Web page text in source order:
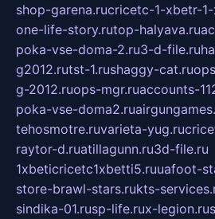
shop-garena.rucricetc-1-xbetr-
one-life-story.rutop-halyava.ru
poka-vse-doma-2.ru3-d-file.ru
g2012.rutst-1.rushaggy-cat.ru
g-2012.ruops-mgr.ruaccounts-
poka-vse-doma2.ru
tehosmotre.ruvarieta-yug.ru
raytor-d.ruatillagunn.ru3d-file.ru
1xbeticricetc1xbetti5.ruuafoot-
store-brawl-stars.rukts-
sindika-01.rusp-life.rux-legion.ru